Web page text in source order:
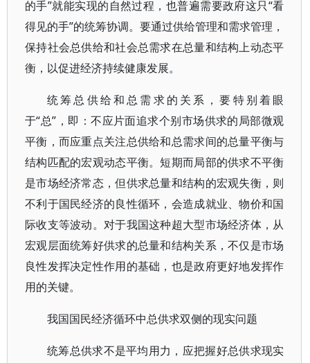
的手”就能实现的自然过程，也普遍需要政府这只“看
得见的手”的统筹协调。要通过供给管理和需求管理，
保持社会总供给和社会总需求在总量和结构上动态平
衡，以促进经济持续健康发展。
统筹总供给和总需求的关系，要特别着眼
于“总”，即：不应片面追求个别市场供求的局部微观
平衡，而应重点关注总供给和总需求间的总量平衡与
结构匹配的宏观动态平衡。短期而局部的供求不平衡
是市场经济常态，但供求总量和结构的宏观失衡，则
不利于国民经济的良性循环，会造成就业、物价和国
际收支等波动。对于我国这种超大型市场经济体，从
宏观层面统筹好供求的总量和结构关系，不仅是市场
良性发挥决定性作用的基础，也是政府更好地发挥作
用的关键。
我国国民经济循环中总供求双侧的现实问题
统筹总供求不是平均用力，应把握好总供求现实